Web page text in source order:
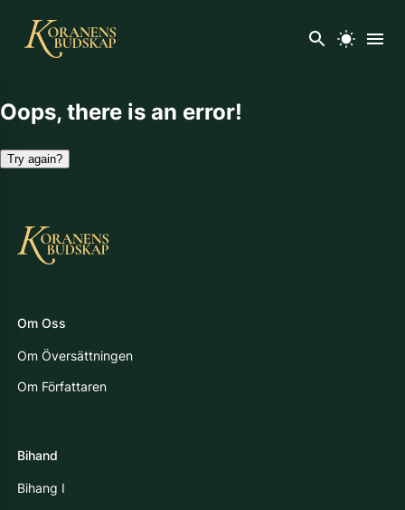
Oops, there is an error!
Try again?
Om Oss
Om Översättningen
Om Författaren
Bihand
Bihang I